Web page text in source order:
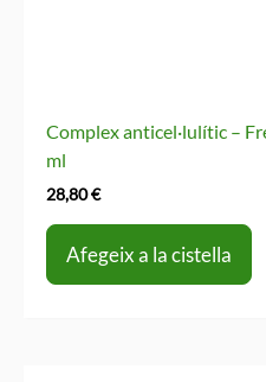
Complex anticel·lulític –
ml
28,80€
Afegeix a la cistella